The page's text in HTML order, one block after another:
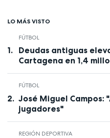
LO MÁS VISTO
FÚTBOL
Deudas antiguas
Cartagena en 1,4
FÚTBOL
José Miguel Campos:
jugadores"
REGIÓN DEPORTIVA